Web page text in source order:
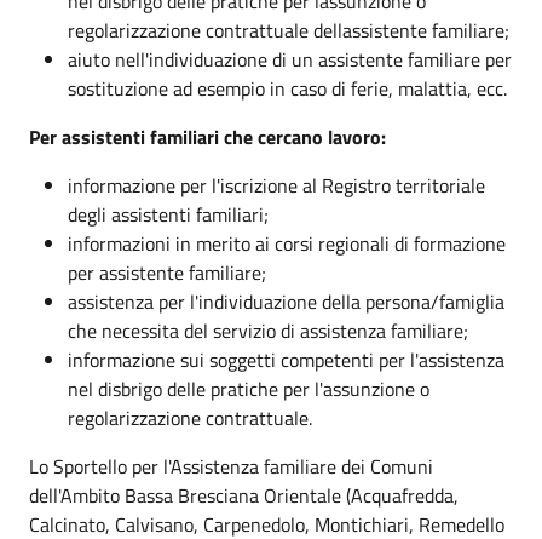
regolarizzazione contrattuale dellassistente familiare;
aiuto nell'individuazione di un assistente familiare per
sostituzione ad esempio in caso di ferie, malattia, ecc.
Per assistenti familiari che cercano lavoro:
informazione per l'iscrizione al Registro territoriale
degli assistenti familiari;
informazioni in merito ai corsi regionali di formazione
per assistente familiare;
assistenza per l'individuazione della persona/famiglia
che necessita del servizio di assistenza familiare;
informazione sui soggetti competenti per l'assistenza
nel disbrigo delle pratiche per l'assunzione o
regolarizzazione contrattuale.
Lo Sportello per l'Assistenza familiare dei Comuni
dell'Ambito Bassa Bresciana Orientale (Acquafredda,
Calcinato, Calvisano, Carpenedolo, Montichiari, Remedello